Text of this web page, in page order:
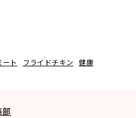
ート フライドチキン 健康
部